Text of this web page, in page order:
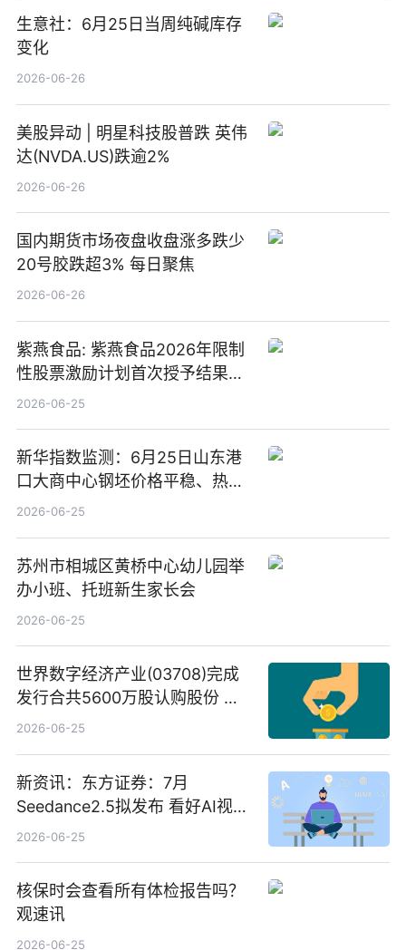
生意社：6月25日当周纯碱库存
变化
2026-06-26
美股异动 | 明星科技股普跌 英伟
达(NVDA.US)跌逾2%
2026-06-26
国内期货市场夜盘收盘涨多跌少
20号胶跌超3% 每日聚焦
2026-06-26
紫燕食品: 紫燕食品2026年限制
性股票激励计划首次授予结果公
告-微资讯
2026-06-25
新华指数监测：6月25日山东港
口大商中心钢坯价格平稳、热轧
C料价格微幅下跌
2026-06-25
苏州市相城区黄桥中心幼儿园举
办小班、托班新生家长会
2026-06-25
世界数字经济产业(03708)完成
发行合共5600万股认购股份 净
筹约1007万港元 独家焦点
2026-06-25
新资讯：东方证券：7月
Seedance2.5拟发布 看好AI视频
创作工作流进一步提效
2026-06-25
核保时会查看所有体检报告吗？
观速讯
2026-06-25